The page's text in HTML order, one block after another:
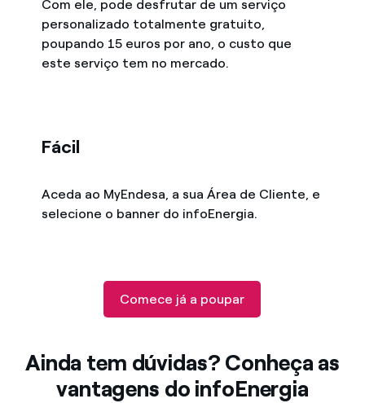
Com ele, pode desfrutar de um serviço
personalizado totalmente gratuito,
poupando 15 euros por ano, o custo que
este serviço tem no mercado.
Fácil
Aceda ao MyEndesa, a sua Área de Cliente, e
selecione o banner do infoEnergia.
Comece já a poupar
Ainda tem dúvidas? Conheça as
vantagens do infoEnergia